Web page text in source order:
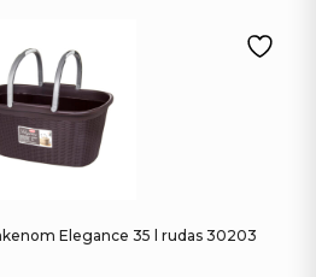
Elegance 35 l rudas 30203